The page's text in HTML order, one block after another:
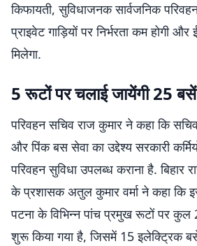
किफायती, सुविधाजनक सार्वजनिक
प्राइवेट गाड़ियों पर निर्भरता कम होगी
मिलेगा.
5 रूटों पर चलाई जायेंगी 25 बसें
परिवहन सचिव राज कुमार ने कहा कि
और पिंक बस सेवा का उद्देश्य सरकारी
परिवहन सुविधा उपलब्ध कराना है. बिहार
के प्रशासक अतुल कुमार वर्मा ने कहा कि
पटना के विभिन्न पांच प्रमुख रूटों पर कुल
शुरू किया गया है, जिसमें 15 इलेक्ट्रिक